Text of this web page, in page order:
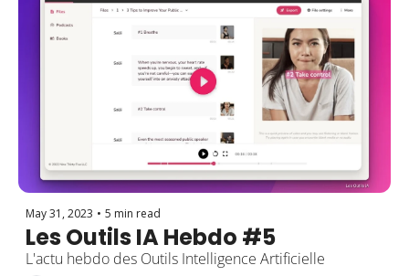
May 31, 2023 • 5 min read
L'actu hebdo des Outils Intelligence Artificielle